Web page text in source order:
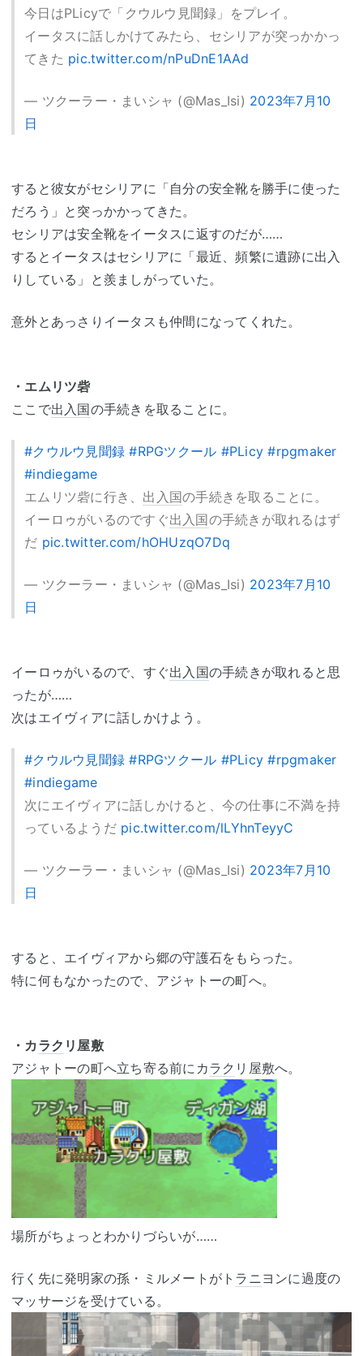
今日はPLicyで「クウルウ見聞録」をプレイ。
イータスに話しかけてみたら、セシリアが突っかかっ
てきた pic.twitter.com/nPuDnE1AAd
— ツクーラー・まいシャ (@Mas_Isi) 2023年7月10
日
すると彼女がセシリアに「自分の安全靴を勝手に使った
だろう」と突っかかってきた。
セシリアは安全靴をイータスに返すのだが……
するとイータスはセシリアに「最近、頻繁に遺跡に出入
りしている」と羨ましがっていた。
意外とあっさりイータスも仲間になってくれた。
・エムリツ砦
ここで出入国の手続きを取ることに。
#クウルウ見聞録 #RPGツクール #PLicy #rpgmaker
#indiegame
エムリツ砦に行き、 出入国の手続きを取ることに。
イーロゥがいるのですぐ出入国の手続きが取れるはず
だ pic.twitter.com/hOHUzqO7Dq
— ツクーラー・まいシャ (@Mas_Isi) 2023年7月10
日
イーロゥがいるので、すぐ出入国の手続きが取れると思
ったが……
次はエイヴィアに話しかけよう。
#クウルウ見聞録 #RPGツクール #PLicy #rpgmaker
#indiegame
次にエイヴィアに話しかけると、今の仕事に不満を持
っているようだ pic.twitter.com/lLYhnTeyyC
— ツクーラー・まいシャ (@Mas_Isi) 2023年7月10
日
すると、エイヴィアから郷の守護石をもらった。
特に何もなかったので、アジャトーの町へ。
・カ ラク リ屋敷
アジャトーの町へ立ち寄る前にカラク リ屋敷へ。
場所がちょっとわかりづらいが……
行く先に発明家の孫・ミルメートがト ラニヨンに過度の
マッサージを受けている。